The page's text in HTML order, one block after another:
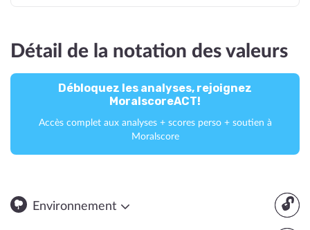
Détail de la notation des valeurs
Débloquez les analyses, rejoignez
MoralscoreACT!
Accès complet aux analyses + scores perso + soutien à
Moralscore
🔓
Environnement